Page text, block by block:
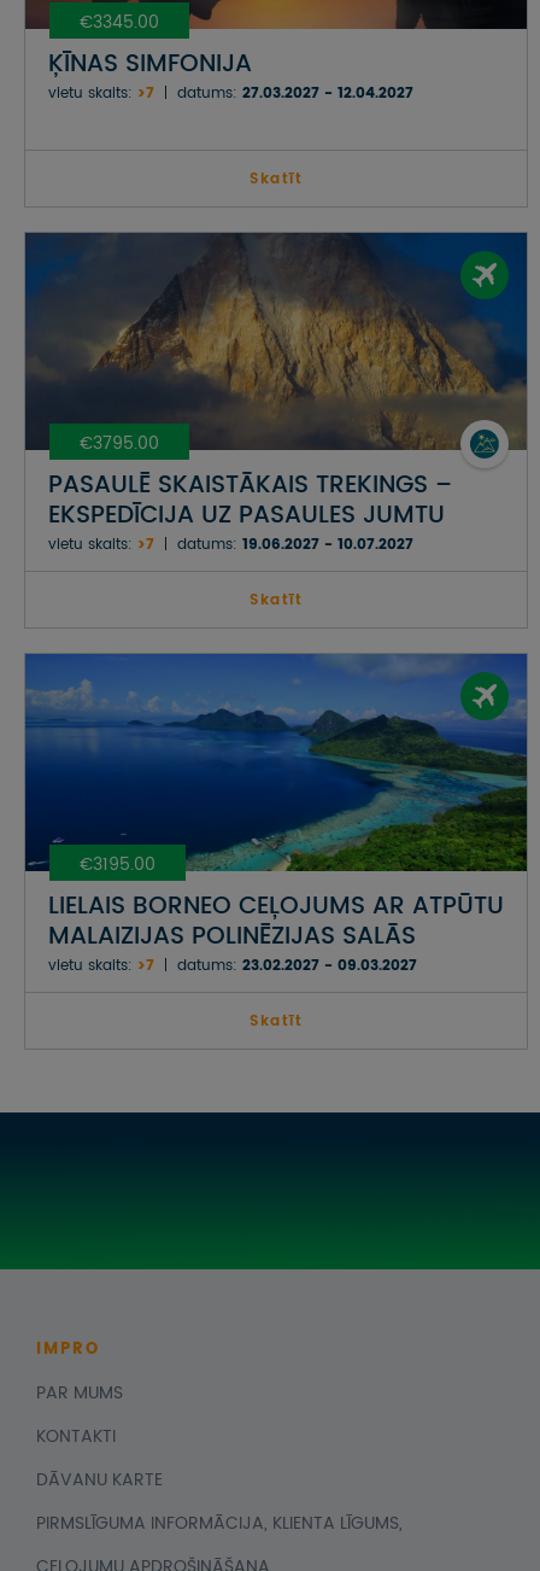
€3345.00
ĶĪNAS SIMFONIJA
vietu skaits: >7 datums: 27.03.2027 - 12.04.2027
Skatīt
€3795.00
PASAULĒ SKAISTĀKAIS TREKINGS –
EKSPEDĪCIJA UZ PASAULES JUMTU
vietu skaits: >7 datums: 19.06.2027 - 10.07.2027
Skatīt
€3195.00
LIELAIS BORNEO CEĻOJUMS AR ATPŪTU
MALAIZIJAS POLINĒZIJAS SALĀS
vietu skaits: >7 datums: 23.02.2027 - 09.03.2027
Skatīt
IMPRO
PAR MUMS
KONTAKTI
DĀVANU KARTE
PIRMSLĪGUMA INFORMĀCIJA, KLIENTA LĪGUMS,